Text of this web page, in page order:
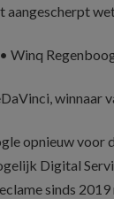
aangescherpt
Winq
winnaar
opnieuw voor
Digital
sinds 2019